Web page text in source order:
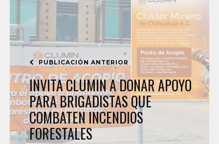
PUBLICACIÓN ANTERIOR
INVITA CLUMIN A DONAR APOYO
PARA BRIGADISTAS QUE
COMBATEN INCENDIOS
FORESTALES